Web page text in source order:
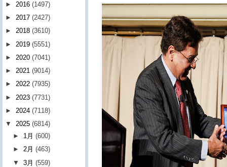
► 2016 (1497)
► 2017 (2427)
► 2018 (3610)
► 2019 (5551)
► 2020 (7041)
► 2021 (9014)
► 2022 (7935)
► 2023 (7731)
► 2024 (7118)
▼ 2025 (6814)
► 1月(600)
►2月(463)
▼3月(559)